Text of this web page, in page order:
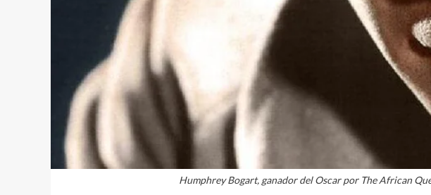
Humphrey Bogart, ganador del Oscar por The African